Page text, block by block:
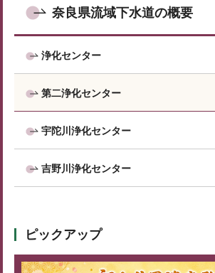
奈良県流域下水道の概要
浄化センター
第二浄化センター
宇陀川浄化センター
吉野川浄化センター
ピックアップ